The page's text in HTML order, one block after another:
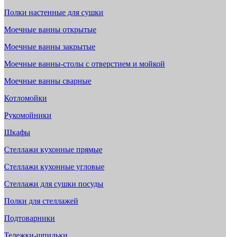
Полки настенные для сушки
Моечные ванны открытые
Моечные ванны закрытые
Моечные ванны-столы с отверстием и мойкой
Моечные ванны сварные
Котломойки
Рукомойники
Шкафы
Стеллажи кухонные прямые
Стеллажи кухонные угловые
Стеллажи для сушки посуды
Полки для стеллажей
Подтоварники
Тележки-шпильки